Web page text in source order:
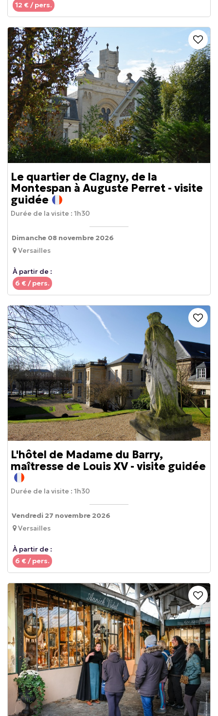
12 € / pers.
Le quartier de Clagny, de la
Montespan à Auguste Perret - visite
guidée
Versailles
À partir de :
6 € / pers.
Durée de la visite : 1h30
Dimanche 08 novembre 2026
L'hôtel de Madame du Barry,
maîtresse de Louis XV - visite guidée
Versailles
À partir de :
6 € / pers.
Durée de la visite : 1h30
Vendredi 27 novembre 2026